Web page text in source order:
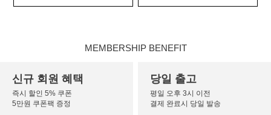
MEMBERSHIP BENEFIT
신규 회원 혜택
즉시 할인 5% 쿠폰
5만원 쿠폰팩 증정
당일 출고
평일 오후 3시 이전
결제 완료시 당일 발송